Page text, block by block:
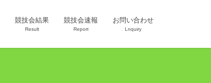
競技会結果
Result
競技会速報
Report
お問い合わせ
Lnquiry